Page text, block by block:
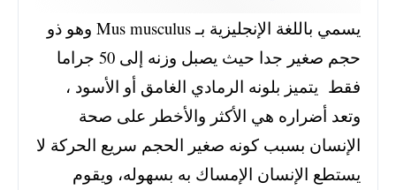
يسمي باللغة الإنجليزية بـ Mus musculus وهو ذو
حجم صغير جدا حيث يصبل وزنه إلى 50 جراما
فقط يتميز بلونه الرمادي الغامق أو الأسود ،
وتعد أضراره هي الأكثر والأخطر على صحة
الإنسان بسبب كونه صغير الحجم سريع الحركة لا
يستطع الإنسان الإمساك به بسهوله، ويقوم